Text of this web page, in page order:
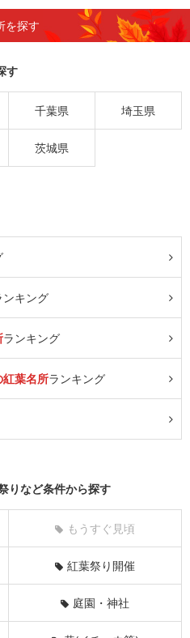
を探す
す
千葉県 埼玉県
茨城県
ンキング
ランキング
紅葉名所ランキング
りなど条件から探す
もうすぐ見頃
紅葉祭り開催
庭園・神社